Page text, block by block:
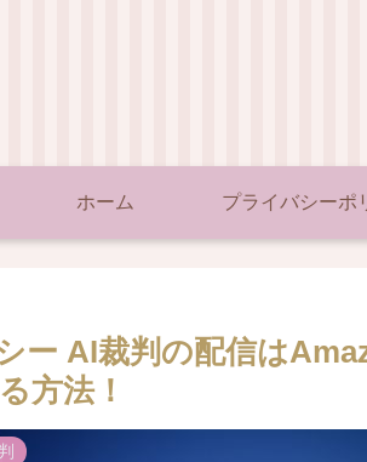
ホーム プライバシーポ
ー AI裁判の配信は
方法！